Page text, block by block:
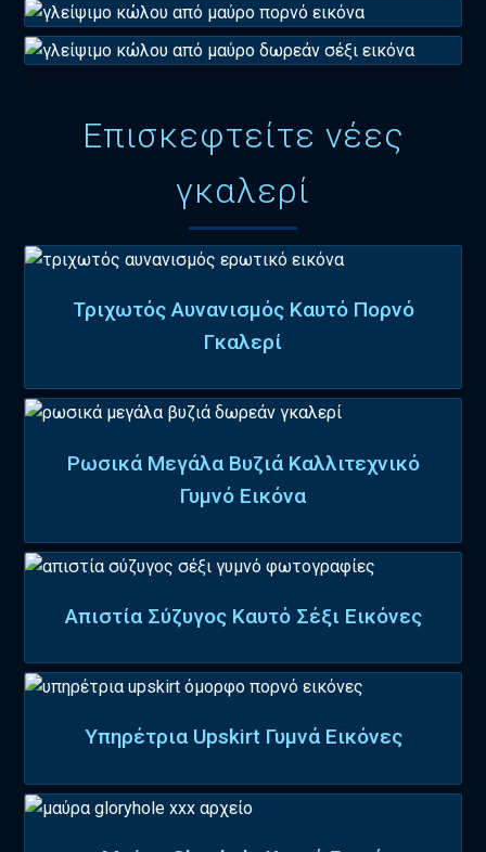
Επισκεφτείτε νέες
γκαλερί
Τριχωτός Αυνανισμός Καυτό Πορνό
Γκαλερί
Ρωσικά Μεγάλα Βυζιά Καλλιτεχνικό
Γυμνό Εικόνα
Απιστία Σύζυγος Καυτό Σέξι Εικόνες
Υπηρέτρια Upskirt Γυμνά Εικόνες